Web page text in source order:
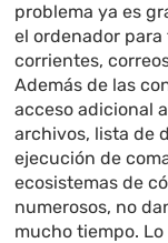
problema ya es
el ordenador
corrientes,
Además de las
acceso adicional
archivos, lista de
ejecución de
ecosistemas de
numerosos, no
mucho tiempo.